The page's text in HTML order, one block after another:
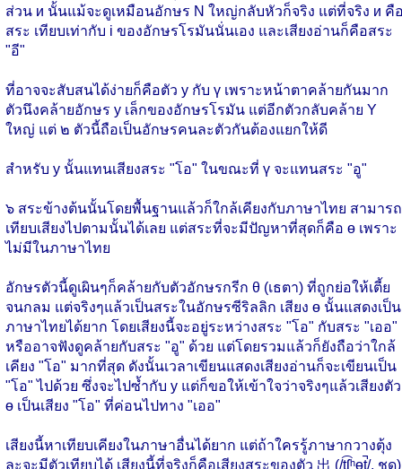
ส่วน и นั้นแม้จะดูเหมือนอักษร N ใหญ่กลับหัวก็จริง แต่ที่จริง и คื
สระ เทียบเท่ากับ i ของอักษรโรมันนั่นเอง และเสียงอ่านก็คือสระ
"อี"
ที่อาจจะสับสนได้ง่ายก็คือตัว у กับ ү เพราะหน้าตาคล้ายกันมาก
ตัวนึงคล้ายอักษร y เล็กของอักษรโรมัน แต่อีกตัวกลับคล้าย Y
ใหญ่ แต่ ๒ ตัวนี้ถือเป็นอักษรคนละตัวกันต้องแยกให้ดี
สำหรับ у นั้นแทนเสียงสระ "โอ" ในขณะที่ ү จะแทนสระ "อู"
๖ สระข้างต้นนั้นโดยพื้นฐานแล้วก็ใกล้เคียงกับภาษาไทย สามารถ
เทียบเสียงไปตามนั้นได้เลย แต่สระที่จะมีปัญหาที่สุดก็คือ ө เพราะ
ไม่มีในภาษาไทย
อักษรตัวนี้ดูเผินๆก็คล้ายกับตัวอักษรกรีก θ (เธตา) ที่ถูกย่อให้เตี้ย
จนกลม แต่จริงๆแล้วเป็นสระในอักษรซีริลลิก เสียง ө นั้นแสดงเป็น
ภาษาไทยได้ยาก โดยเสียงนี้จะอยู่ระหว่างสระ "โอ" กับสระ "เออ"
หรืออาจฟังดูคล้ายกับสระ "อู" ด้วย แต่โดยรวมแล้วก็ยังถือว่าใกล้
เคียง "โอ" มากที่สุด ดังนั้นเวลาเขียนแสดงเสียงอ่านก็จะเขียนเป็น
"โอ" ไปด้วย ซึ่งจะไปซ้ำกับ у แต่ก็ขอให้เข้าใจว่าจริงๆแล้วเสียงตัว
ө เป็นเสียง "โอ" ที่ค่อนไปทาง "เออ"
เสียงนี้หาเทียบเคียงในภาษาอื่นได้ยาก แต่ถ้าใครรู้ภาษากวางตุ้ง
ละจะมีตัวเทียบได้ เสียงนี้ที่จริงก็คือเสียงสระของตัว 出 (/t͡ʃʰɵt̚/, ชด)